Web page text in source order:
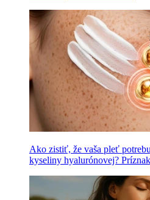
Ako zistiť, že vaša pleť
kyseliny hyalurónovej?